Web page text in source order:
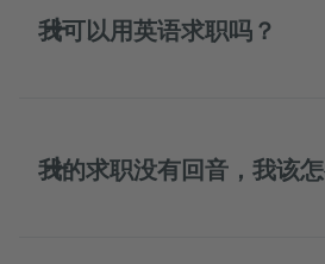
我可以用英语求职吗？
我的求职没有回音，我该